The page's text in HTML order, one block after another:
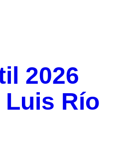
2026
Luis Río